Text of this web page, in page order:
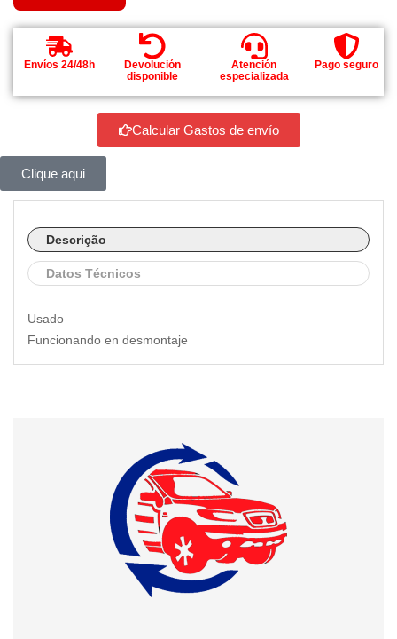
Envíos 24/48h
Devolución
disponible
Atención
especializada
Pago seguro
Calcular Gastos de envío
Clique aqui
Descrição
Datos Técnicos
Usado
Funcionando en desmontaje